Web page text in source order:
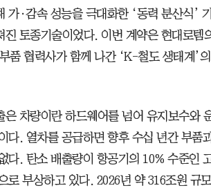
가·감속 성능을 극대화한 ‘동력 분산식’
진 토종기술이었다. 이번 계약은 현대로템
품 협력사가 함께 나간 ‘K-철도 생태계’
은 차량이란 하드웨어를 넘어 유지보수와
다. 열차를 공급하면 향후 수십 년간 부품
다. 탄소 배출량이 항공기의 10% 수준인
로 부상하고 있다. 2026년 약 316조원 규